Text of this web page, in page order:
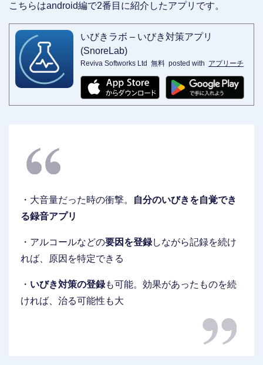
こちらはandroid編で2番目に紹介したアプリです。
いびきラボ – いびき対策アプリ
(SnoreLab)
Reviva Softworks Ltd 無料 posted with アプリーチ
・大音量だった時の衝撃。
自分のいびきを自覚でき
る録音アプリ
・アルコールなどの要因を登録しながら記録を続け
れば、原因を特定できる
・ いびき対策の登録も可能。効果があったものを続
ければ、治る可能性も大